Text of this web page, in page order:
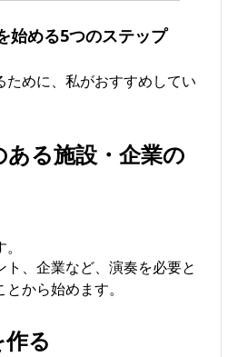
始める5つのステップ
めに、私がおすすめしてい
る施設・企業の
、企業など、演奏を必要と
から始めます。
る